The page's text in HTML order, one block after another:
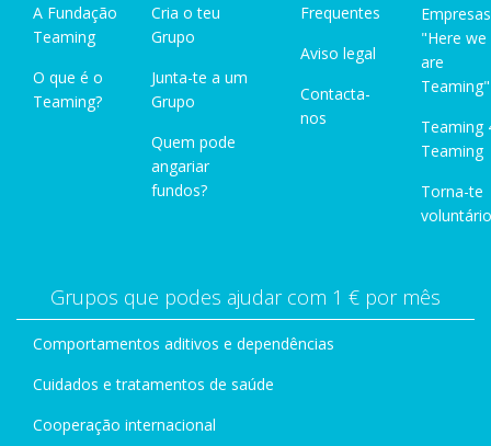
A Fundação
Teaming
O que é o
Teaming?
Cria o teu
Grupo
Junta-te a um
Grupo
Quem pode
angariar
fundos?
Frequentes
Aviso legal
Contacta-
nos
Empresas
"Here we
are
Teaming"
Teaming
Teaming
Torna-te
Grupos que podes ajudar com 1 € por mês
Comportamentos aditivos e dependências
Cuidados e tratamentos de saúde
Cooperação internacional